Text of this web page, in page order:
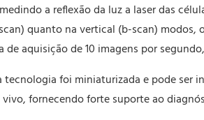
a reflexão da luz a laser das
quanto na vertical (b-scan)
de aquisição de 10 imagens por
tecnologia foi miniaturizada e pode ser
fornecendo forte suporte ao